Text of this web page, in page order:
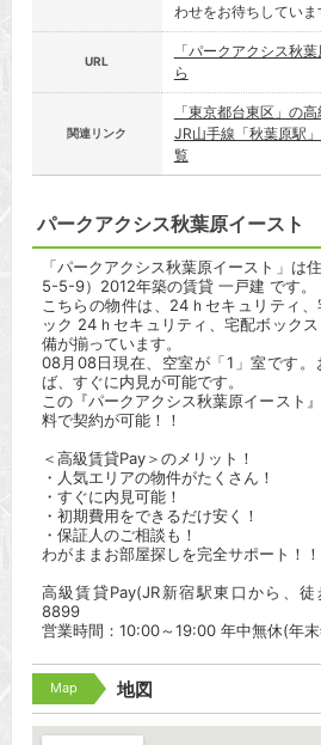
わせをお待ちしていま
URL
「パークアクシス秋
ら
関連リンク
「東京都台東区」の
JR山手線「秋葉原駅
覧
パークアクシス秋葉原イースト
「パークアクシス秋葉原イースト」は
5-5-9）2012年築の賃貸 一戸建 です。
こちらの物件は、24ｈセキュリティ
ック 24ｈセキュリティ、宅配ボック
備が揃っています。
08月08日現在、空室が「1」室です
ば、すぐに内見が可能です。
この『パークアクシス秋葉原イースト
料で契約が可能！！
＜高級賃貸Pay＞のメリット！
・人気エリアの物件がたくさん！
・すぐに内見可能！
・初期費用をできるだけ安く！
・保証人のご相談も！
わがままお部屋探しを完全サポート！！
高級賃貸Pay(JR新宿駅東口から、
8899
営業時間：10:00～19:00 年中無休(年
Map 地図